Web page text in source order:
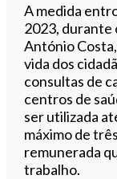
A medida
2023, durante
António
vida dos
consultas de
centros de
ser utilizada
máximo de
remunerada
trabalho.